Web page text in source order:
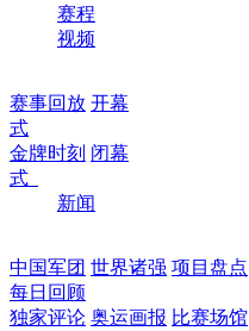
赛程
视频
赛事回放 开幕
式
金牌时刻 闭幕
式
新闻
中国军团 世界诸强 项目盘点
每日回顾
独家评论 奥运画报 比赛场馆